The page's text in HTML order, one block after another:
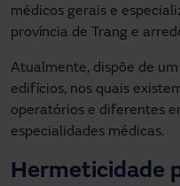
médicos gerais e
província de Trang e
Atualmente, dispõe de
edifícios, nos quais
operatórios e diferentes
especialidades médicas.
Hermeticidade